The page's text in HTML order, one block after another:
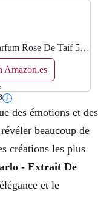
Rose De Taif 50
Amazon.es
des émotions et des
beaucoup de
créations les plus
- Extrait De
et le